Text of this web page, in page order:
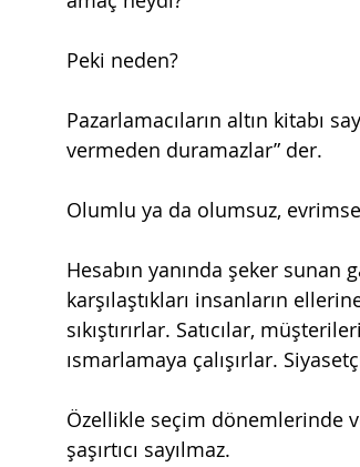
Peki neden?
Pazarlamacıların altın kitabı
vermeden duramazlar” der.
Olumlu ya da olumsuz,
Hesabın yanında şeker sunan
karşılaştıkları insanların
sıkıştırırlar. Satıcılar,
ısmarlamaya çalışırlar.
Özellikle seçim dönemlerinde
şaşırtıcı sayılmaz.